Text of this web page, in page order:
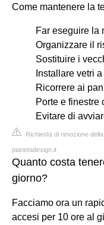
Come mantenere la
Far eseguire la
Organizzare il
Sostituire i
Installare vetri
Ricorrere ai
Porte e finestre
Evitare di
Richiesta di rimozione
pianetadesign.it
Quanto costa
giorno?
Facciamo ora un
accesi per 10 ore al